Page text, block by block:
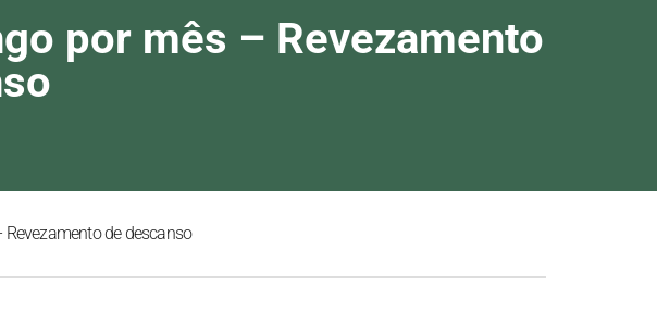
por mês – Revezamento
de descanso